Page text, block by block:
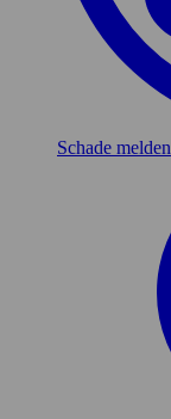
Schade melden